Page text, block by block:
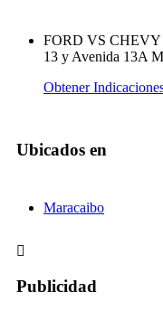
FORD VS CHEVY
13 y Avenida 13A
Obtener
Ubicados en
Maracaibo
Publicidad